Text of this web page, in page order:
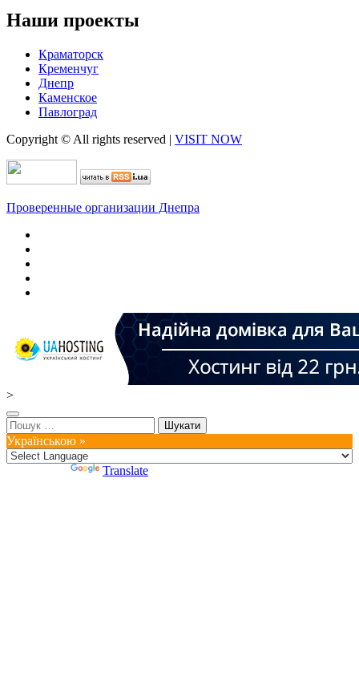
Наши проекты
Краматорск
Кременчуг
Днепр
Каменское
Павлоград
Copyright © All rights reserved | VISIT NOW
Проверенные организации Днепра
>
Пошук:
Українською »
Translate